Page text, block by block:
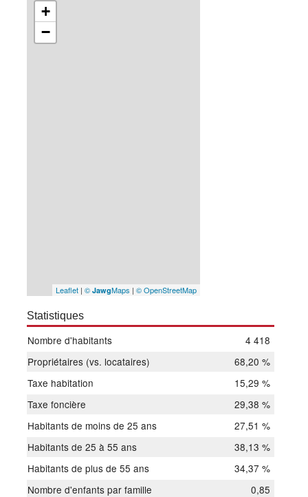
+
−
Leaflet| © JawgMaps | © OpenStreetMap
Statistiques
Nombre d'habitants
4 418
Propriétaires (vs. locataires)
68,20 %
Taxe habitation
15,29 %
Taxe foncière
29,38 %
Habitants de moins de 25 ans
27,51 %
Habitants de 25 à 55 ans
38,13 %
Habitants de plus de 55 ans
34,37 %
Nombre d'enfants par famille
0,85